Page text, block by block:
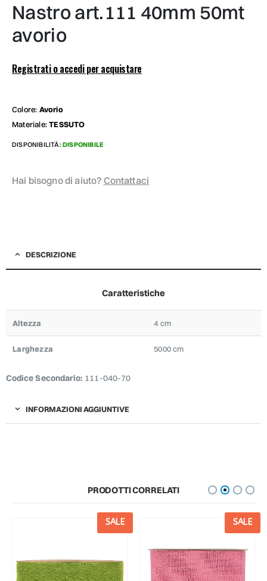
nastro art.111 40mm 50mt
avorio
Registrati o accedi per acquistare
Colore: Avorio
Materiale:TESSUTO
DISPONIBILITÀ: DISPONIBILE
Hai bisogno di aiuto? Contattaci
DESCRIZIONE
Caratteristiche
Altezza 4 cm
Larghezza 5000 cm
Codice Secondario: 111-040-70
INFORMAZIONI AGGIUNTIVE
PRODOTTI CORRELATI
SALE SALE